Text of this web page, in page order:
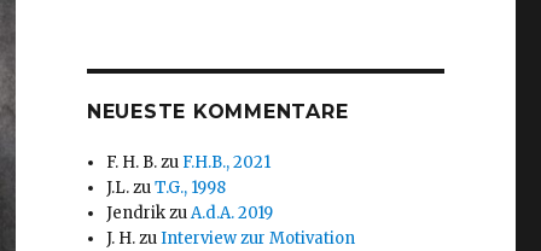
NEUESTE KOMMENTARE
F. H. B.zu F.H.B., 2021
J.L.zuT.G., 1998
JendrikzuA.d.A. 2019
J. H.zuInterview zur Motivation